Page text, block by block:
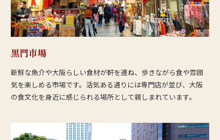
黒門市場
新鮮な魚介や大阪らしい食材が軒を連ね、歩きながら食や雰囲
気を楽しめる市場です。活気ある通りには専門店が並び、大阪
の食文化を身近に感じられる場所として親しまれています。